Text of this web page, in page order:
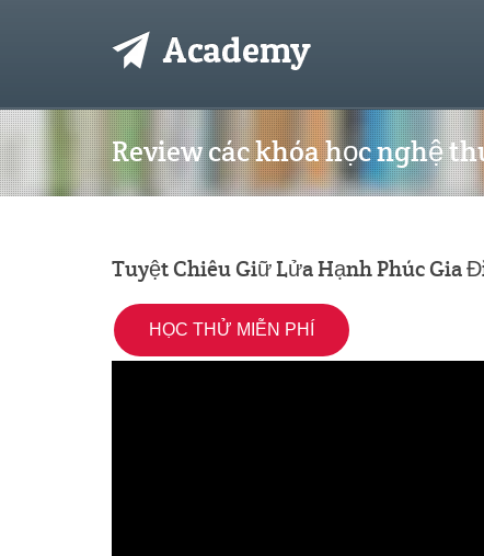
Review các khóa học nghệ
Tuyệt Chiêu Giữ Lửa Hạnh Phúc Gia
HỌC THỬ MIỄN PHÍ